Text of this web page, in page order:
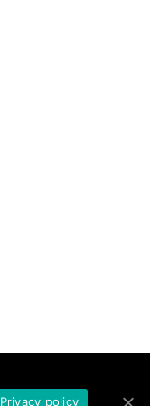
Privacy policy